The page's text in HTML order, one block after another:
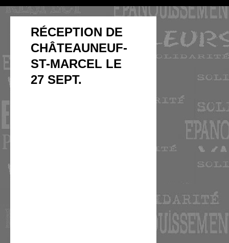
RÉCEPTION DE
CHÂTEAUNEUF-
ST-MARCEL LE
27 SEPT.